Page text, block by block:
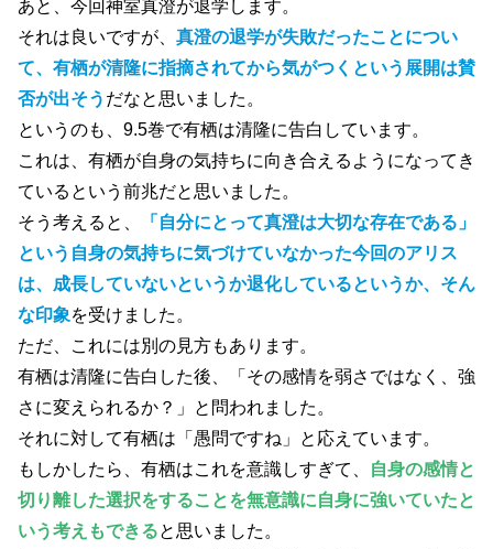
あと、今回神室真澄が退学します。
それは良いですが、 真澄の退学が失敗だったことについ
て、有栖が清隆に指摘されてから気がつくという展開は賛
否が出そう だなと思いました。
というのも、9.5巻で有栖は清隆に告白しています。
これは、有栖が自身の気持ちに向き合えるようになってき
ているという前兆だと思いました。
そう考えると、
「自分にとって真澄は大切な存在である」
という自身の気持ちに気づけていなかった今回のアリス
は、成長していないというか退化しているというか、そん
な印象を受けました。
ただ、これには別の見方もあります。
有栖は清隆に告白した後、「その感情を弱さではなく、強
さに変えられるか？」と問われました。
それに対して有栖は「愚問ですね」と応えています。
もしかしたら、有栖はこれを意識しすぎて、
自身の感情と
切り離した選択をすることを無意識に自身に強いていたと
いう考えもできると思いました。